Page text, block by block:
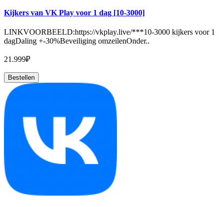
Kijkers van VK Play voor 1 dag [10-3000]
LINKVOORBEELD:https://vkplay.live/***10-3000 kijkers voor 1
dagDaling +-30%Beveiliging omzeilenOnder..
21.999₽
Bestellen